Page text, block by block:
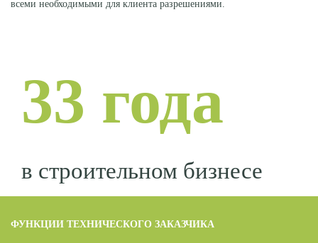
всеми необходимыми для клиента разрешениями.
33 года
в строительном бизнесе
ФУНКЦИИ ТЕХНИЧЕСКОГО ЗАКАЗЧИКА